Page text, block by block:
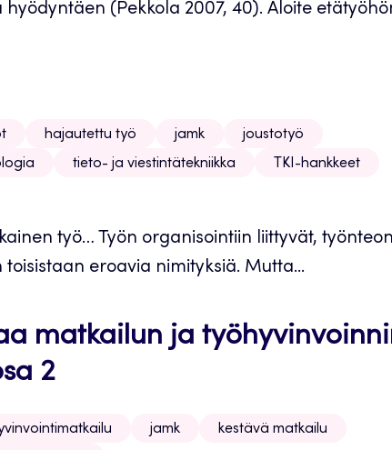
(Pekkola 2007, 40). Aloite
hajautettu työ jamk
joustotyö
tieto- ja viestintätekniikka
TKI-hankkeet
työ… Työn organisointiin liittyvät, työnteon
eroavia nimityksiä. Mutta...
matkailun ja
2
jamk
kestävä matkailu